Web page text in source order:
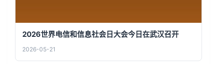
2026世界电信和信息社会日大会今日在武汉召开
2026-05-21